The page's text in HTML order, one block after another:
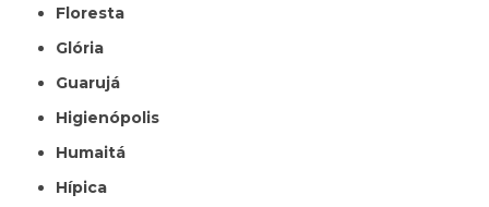
Floresta
Glória
Guarujá
Higienópolis
Humaitá
Hípica